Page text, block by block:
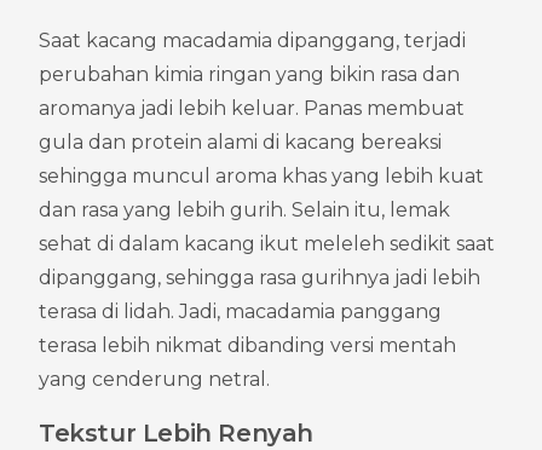
Saat kacang macadamia dipanggang, terjadi
perubahan kimia ringan yang bikin rasa dan
aromanya jadi lebih keluar. Panas membuat
gula dan protein alami di kacang bereaksi
sehingga muncul aroma khas yang lebih kuat
dan rasa yang lebih gurih. Selain itu, lemak
sehat di dalam kacang ikut meleleh sedikit saat
dipanggang, sehingga rasa gurihnya jadi lebih
terasa di lidah. Jadi, macadamia panggang
terasa lebih nikmat dibanding versi mentah
yang cenderung netral.
Tekstur Lebih Renyah